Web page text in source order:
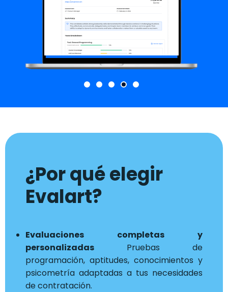
¿Por qué elegir
Evalart?
Evaluaciones completas y
personalizadas Pruebas de
programación, aptitudes, conocimientos y
psicometría adaptadas a tus necesidades
de contratación.